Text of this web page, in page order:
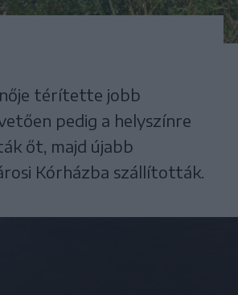
térítette jobb
pedig a helyszínre
őt, majd újabb
Kórházba szállították.